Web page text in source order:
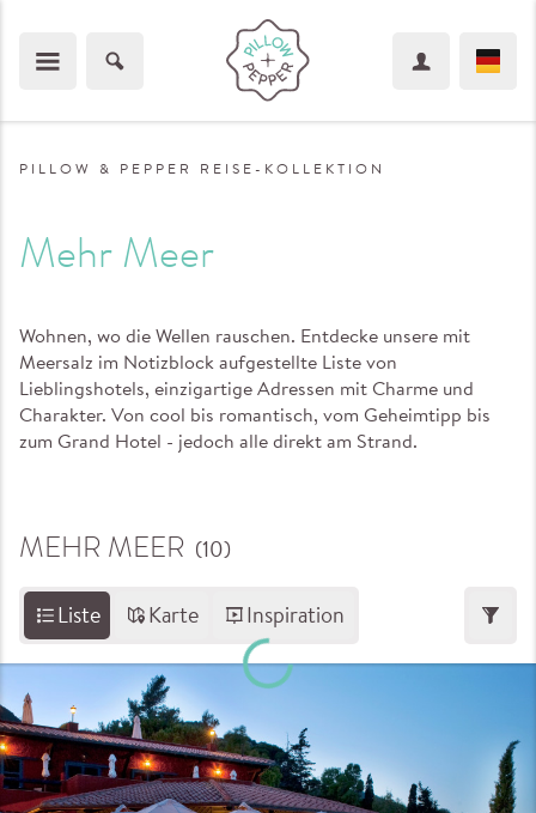
PILLOW & PEPPER REISE-KOLLEKTION
Mehr Meer
Wohnen, wo die Wellen rauschen. Entdecke unsere mit
Meersalz im Notizblock aufgestellte Liste von
Lieblingshotels, einzigartige Adressen mit Charme und
Charakter. Von cool bis romantisch, vom Geheimtipp bis
zum Grand Hotel - jedoch alle direkt am Strand.
MEHR MEER (10)
Liste Karte Inspiration